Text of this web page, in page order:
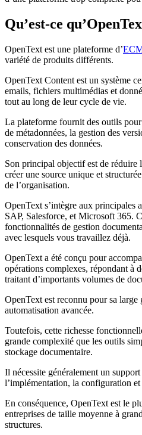
Qu’est-ce
OpenText est une plateforme d’
variété de produits différents.
OpenText Content est un système
emails, fichiers multimédias et
tout au long de leur cycle de vie.
La plateforme fournit des outils
de métadonnées, la gestion des
conservation des données.
Son principal objectif est de réduire
créer une source unique et
de l’organisation.
OpenText s’intègre aux principales
SAP, Salesforce, et Microsoft 365.
fonctionnalités de gestion
avec lesquels vous travaillez déjà.
OpenText a été conçu pour
opérations complexes, répondant à
traitant d’importants volumes de
OpenText est reconnu pour sa
automatisation avancée.
Toutefois, cette richesse
grande complexité que les outils
stockage documentaire.
Il nécessite généralement un
l’implémentation, la configuration
En conséquence, OpenText est le
entreprises de taille moyenne à
structures.